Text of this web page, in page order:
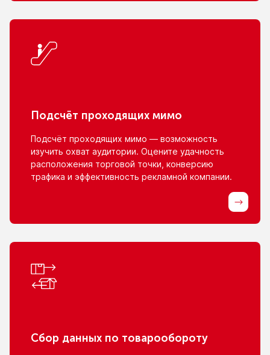
Подсчёт проходящих мимо
Подсчёт проходящих мимо — возможность
изучить охват аудитории. Оцените удачность
расположения торговой точки, конверсию
трафика и эффективность рекламной компании.
Сбор данных по товарообороту